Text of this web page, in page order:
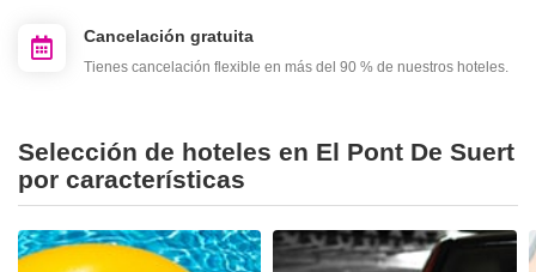
Cancelación gratuita
Tienes cancelación flexible en más del 90 % de nuestros hoteles.
Selección de hoteles en El Pont De Suert
por características